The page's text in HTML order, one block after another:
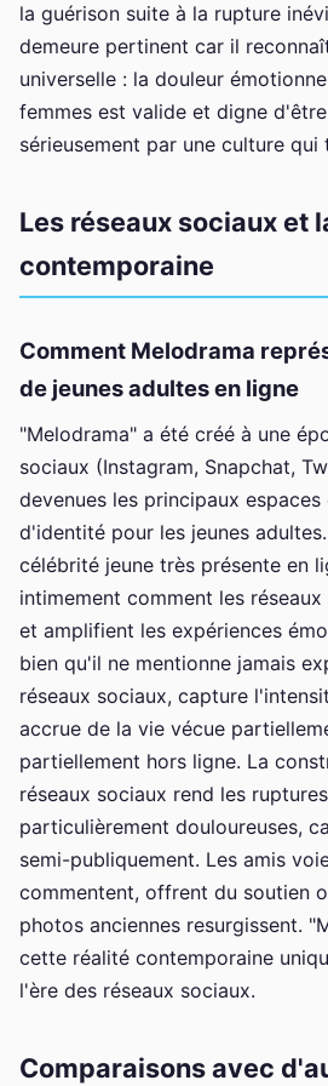
la guérison suite à la rupture
demeure pertinent car il
universelle : la douleur
femmes est valide et digne
sérieusement par une culture qui
Les réseaux sociaux et
contemporaine
Comment Melodrama
de jeunes adultes en ligne
"Melodrama" a été créé à une
sociaux (Instagram, Snapchat,
devenues les principaux
d'identité pour les jeunes
célébrité jeune très présente en
intimement comment les
et amplifient les expériences
bien qu'il ne mentionne jamais
réseaux sociaux, capture
accrue de la vie vécue
partiellement hors ligne. La
réseaux sociaux rend les
particulièrement douloureuses,
semi-publiquement. Les amis
commentent, offrent du soutien
photos anciennes resurgissent.
cette réalité contemporaine
l'ère des réseaux sociaux.
Comparaisons avec